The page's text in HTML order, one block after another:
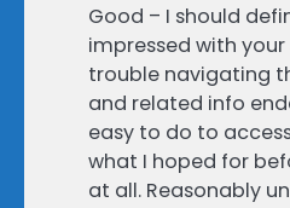
Good – I should
impressed with your
trouble navigating
and related info
easy to do to
what I hoped for
at all. Reasonably